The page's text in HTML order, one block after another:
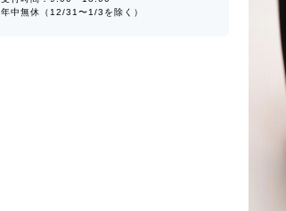
年中無休（12/31〜1/3を除く）